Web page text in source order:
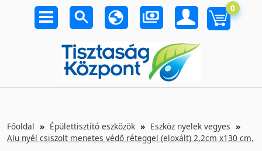
0
Főoldal Épülettisztító eszközök
Eszköz nyelek vegyes
Alu nyél csiszolt menetes védő réteggel (eloxált) 2,2cm x130 cm.